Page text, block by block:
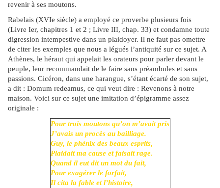
revenir à ses moutons.
Rabelais (XVIe siècle) a employé ce proverbe plusieurs fois
(Livre Ier, chapitres 1 et 2 ; Livre III, chap. 33) et condamne toute
digression intempestive dans un plaidoyer. Il ne faut pas omettre
de citer les exemples que nous a légués l’antiquité sur ce sujet. A
Athènes, le héraut qui appelait les orateurs pour parler devant le
peuple, leur recommandait de le faire sans préambules et sans
passions. Cicéron, dans une harangue, s’étant écarté de son sujet,
a dit : Domum redeamus, ce qui veut dire : Revenons à notre
maison. Voici sur ce sujet une imitation d’épigramme assez
originale :
Pour trois moutons qu’on m’avait pris
J’avais un procès au bailliage.
Guy, le phénix des beaux esprits,
Plaidait ma cause et faisait rage.
Quand il eut dit un mot du fait,
Pour exagérer le forfait,
Il cita la fable et l’histoire,